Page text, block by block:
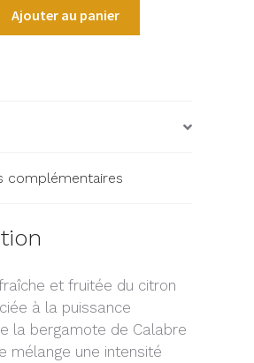
Ajouter au panier
complémentaires
et fruitée du citron
à la puissance
la bergamote de Calabre
mélange une intensité